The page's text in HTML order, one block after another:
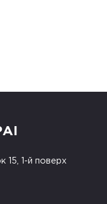
15, 1-й поверх